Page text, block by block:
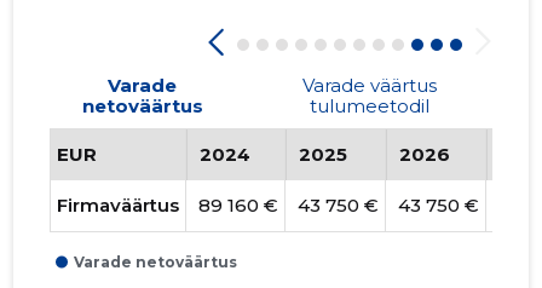
Varade
netoväärtus
Varade väärtus
tulumeetodil
EUR 2024 2025 2026
Firmaväärtus 89 160 € 43 750 € 43 750 €